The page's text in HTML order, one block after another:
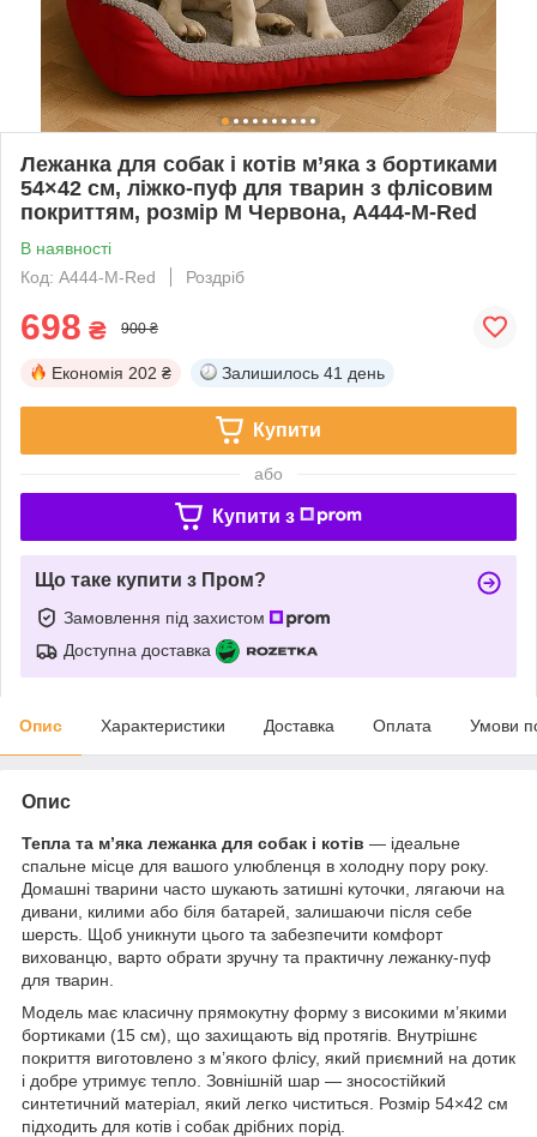
Лежанка для собак і котів м’яка з бортиками
54×42 см, ліжко-пуф для тварин з флісовим
покриттям, розмір M Червона, A444-M-Red
В наявності
Код: A444-M-Red
Роздріб
698 ₴ 900 ₴
Економія 202 ₴ Залишилось 41 день
Купити
або
Купити з
Що таке купити з Пром?
Замовлення під захистом
Доступна доставка
Опис Характеристики Доставка Оплата Умови
Опис
Тепла та м’яка лежанка для собак і котів — ідеальне
спальне місце для вашого улюбленця в холодну пору року.
Домашні тварини часто шукають затишні куточки, лягаючи на
дивани, килими або біля батарей, залишаючи після себе
шерсть. Щоб уникнути цього та забезпечити комфорт
вихованцю, варто обрати зручну та практичну лежанку-пуф
для тварин.
Модель має класичну прямокутну форму з високими м’якими
бортиками (15 см), що захищають від протягів. Внутрішнє
покриття виготовлено з м’якого флісу, який приємний на дотик
і добре утримує тепло. Зовнішній шар — зносостійкий
синтетичний матеріал, який легко чиститься. Розмір 54×42 см
підходить для котів і собак дрібних порід.